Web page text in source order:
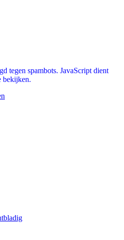
tegen spambots. JavaScript dient
bekijken.